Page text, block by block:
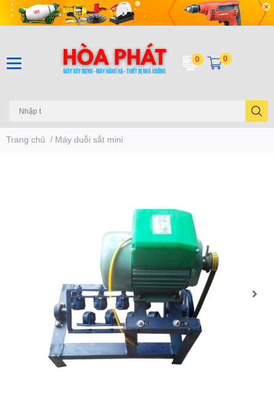
0 0
Trang chủ / Máy duỗi sắt mini